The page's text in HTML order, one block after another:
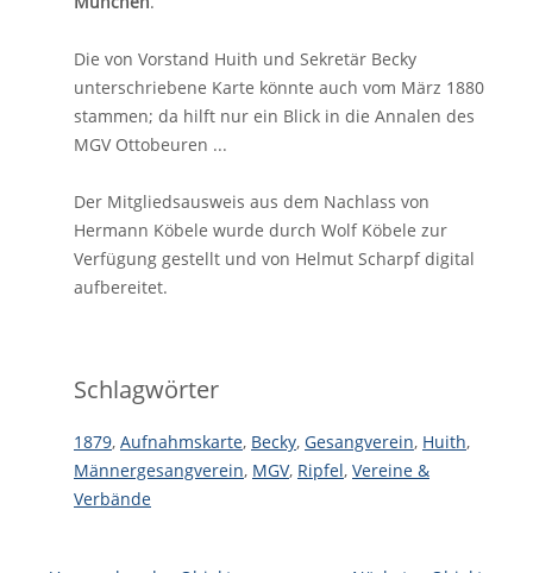
Die von Vorstand Huith und Sekretär Becky
unterschriebene Karte könnte auch vom März 1880
stammen; da hilft nur ein Blick in die Annalen des
MGV Ottobeuren ...
Der Mitgliedsausweis aus dem Nachlass von
Hermann Köbele wurde durch Wolf Köbele zur
Verfügung gestellt und von Helmut Scharpf digital
aufbereitet.
Schlagwörter
1879, Aufnahmskarte, Becky, Gesangverein, Huith,
Männergesangverein, MGV, Ripfel, Vereine &
Verbände